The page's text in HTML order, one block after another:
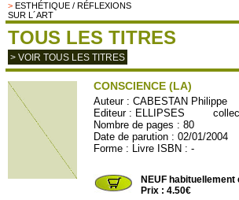
> ESTHÉTIQUE / RÉFLEXIONS
SUR L´ART
TOUS LES TITRES
> VOIR TOUS LES TITRES
CONSCIENCE (LA)
Auteur :CABESTAN Philippe
Editeur : ELLIPSES
Nombre de pages : 80
Date de parution : 02/01/2004
Forme : Livre ISBN : -
NEUF habituellement
Prix : 4.50€